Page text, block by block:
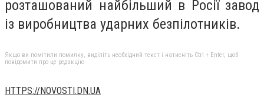
розташований найбільший в Росії завод
із виробництва ударних безпілотників.
Якщо ви помітили помилку, виділіть необхідний текст і натисніть Ctrl + Enter, щоб
повідомити про це редакцію
HTTPS://NOVOSTI.DN.UA